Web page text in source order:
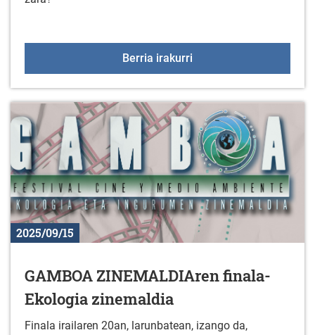
Berria irakurri
2025/09/15
GAMBOA ZINEMALDIAren finala-
Ekologia zinemaldia
Finala irailaren 20an, larunbatean, izango da,